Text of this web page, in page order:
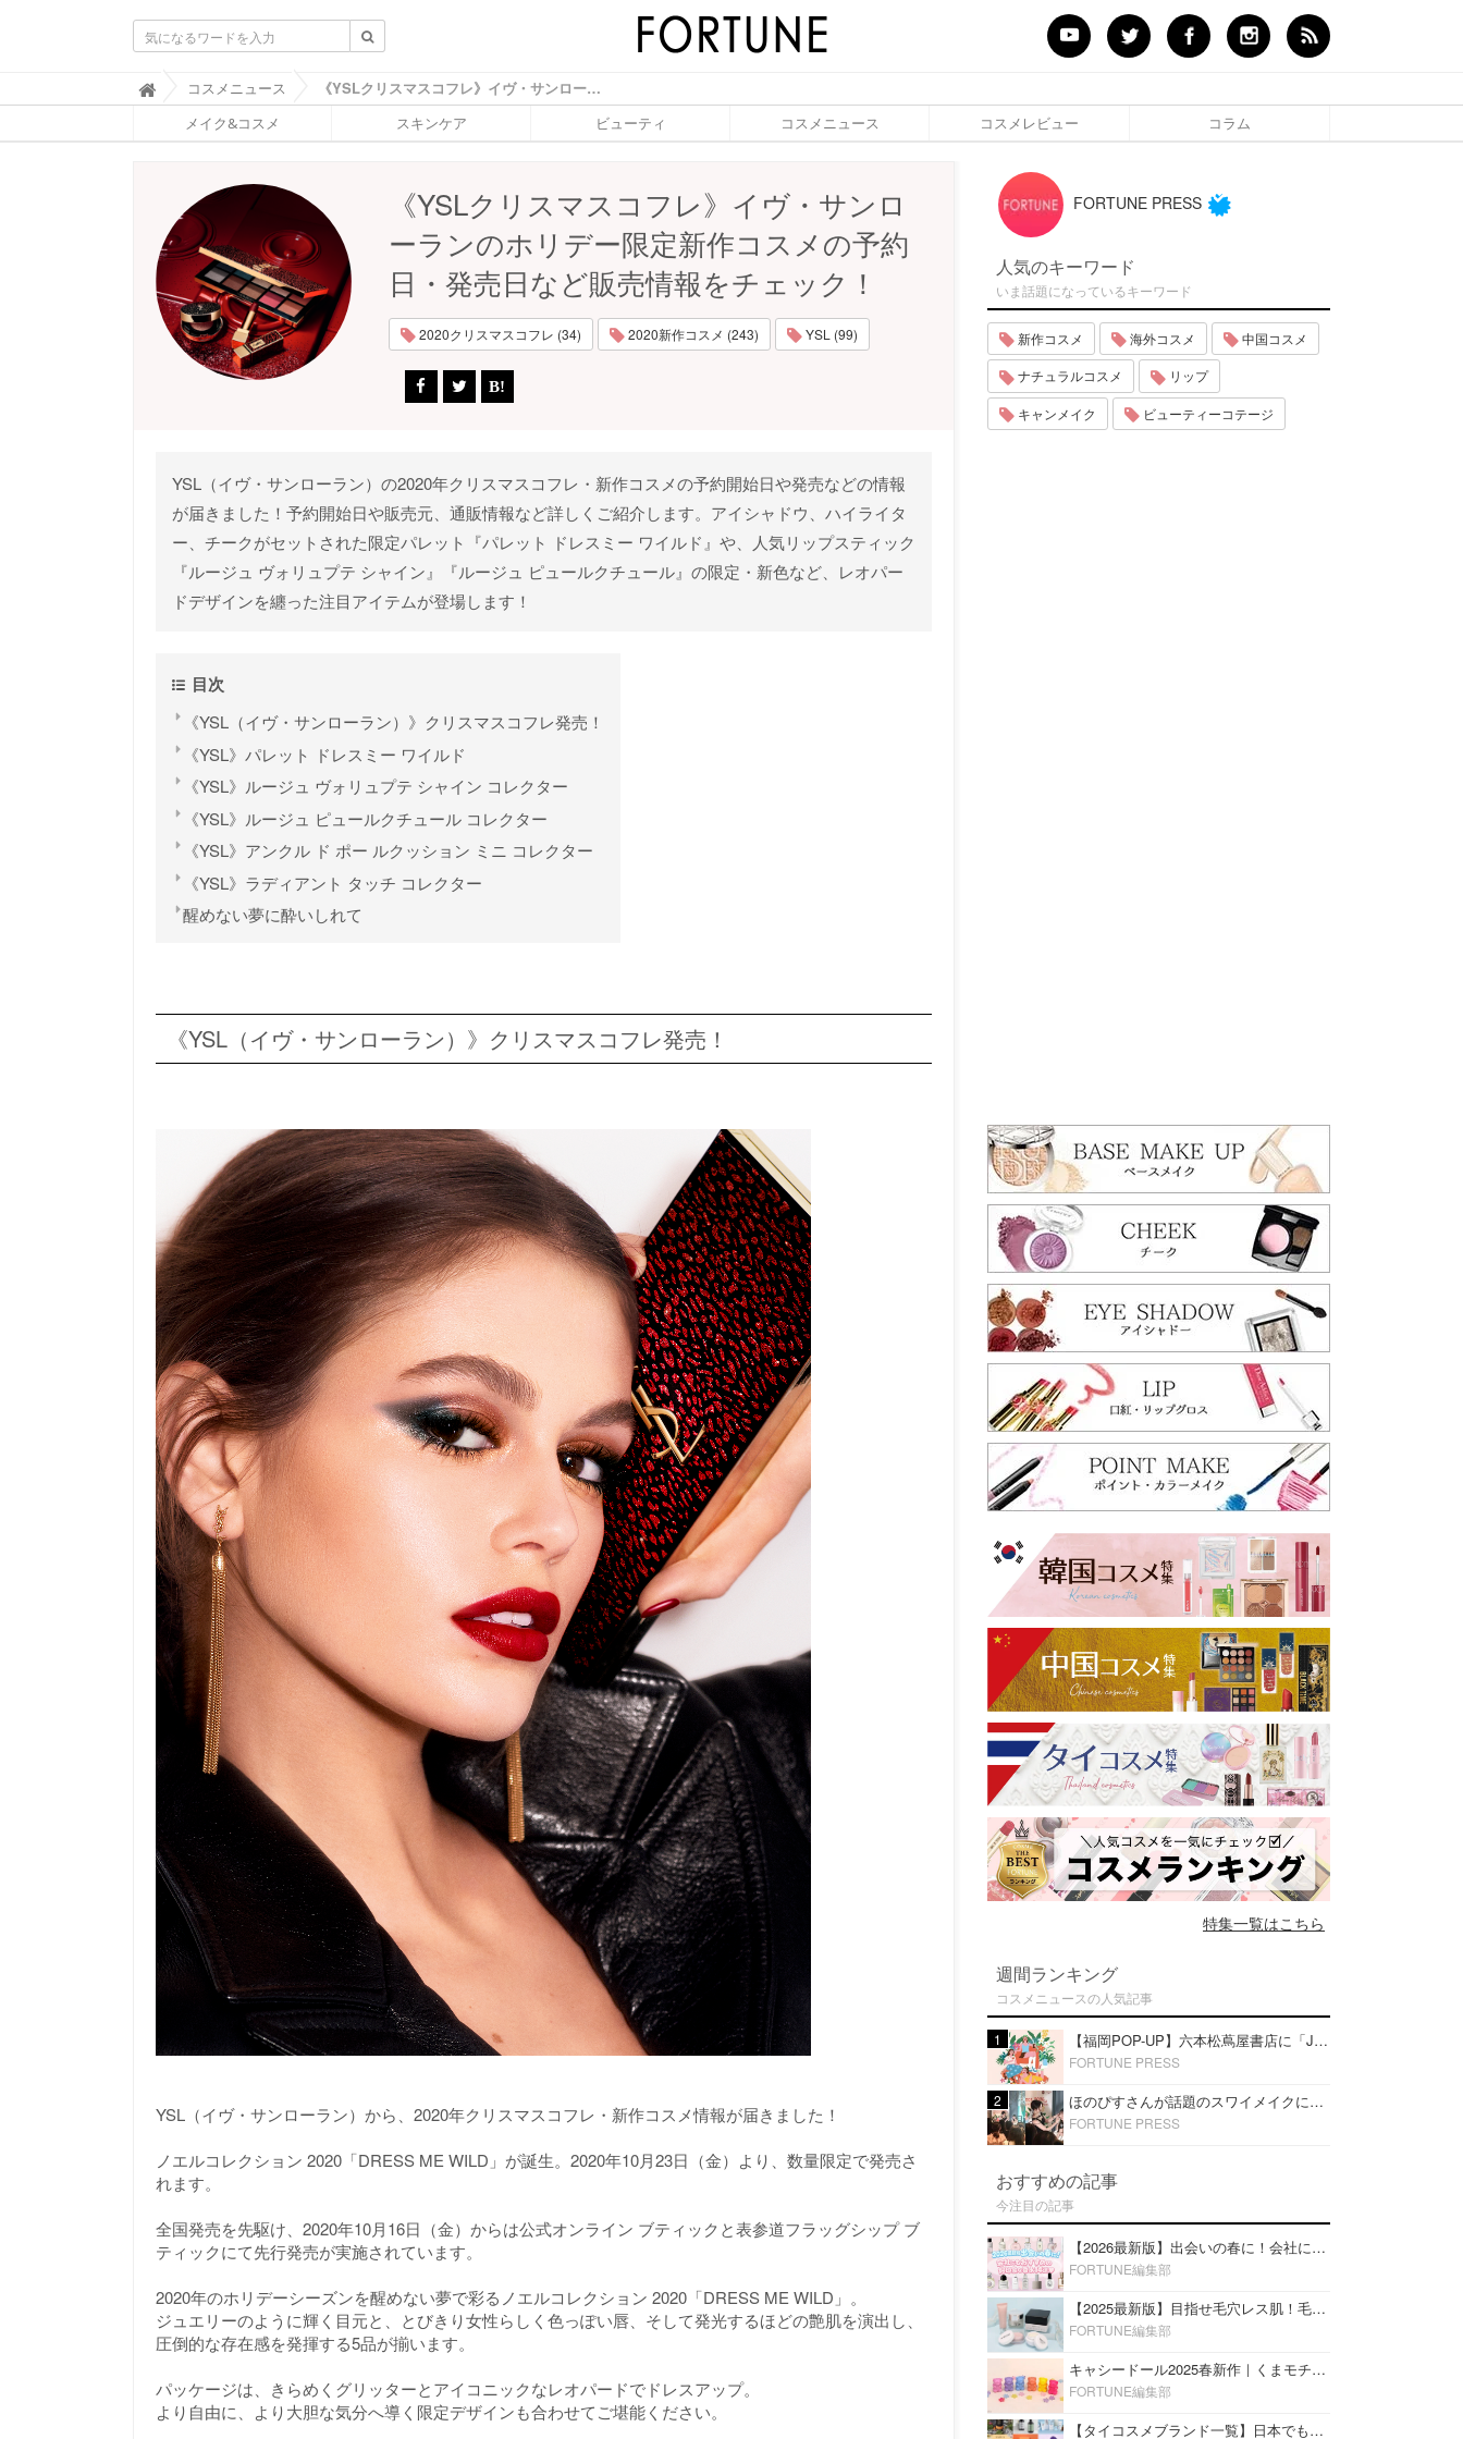
ふ
ぉ
ち
O
R
T
U
N
コスメニュース 《YSLクリスマスコフレ》イヴ・サンローランのホリデー限定新作コスメの予約日・発売日など販売情報をチェック！ - ふぉーちゅん(FORTUNE)
メイク&コスメ スキンケア ビューティ コスメニュース コスメレビュー コラム
《YSLクリスマスコフレ》イヴ・サンロ
ーランのホリデー限定新作コスメの予約
日・発売日など販売情報をチェック！
2020クリスマスコフレ (34) 2020新作コスメ (243) YSL (99)
YSL（イヴ・サンローラン）の2020年クリスマスコフレ・新作コスメの予約開始日や発売などの情報
が届きました！予約開始日や販売元、通販情報など詳しくご紹介します。アイシャドウ、ハイライタ
ー、チークがセットされた限定パレット『パレット ドレスミー ワイルド』や、人気リップスティック
『ルージュ ヴォリュプテ シャイン』『ルージュ ピュールクチュール』の限定・新色など、レオパー
ドデザインを纏った注目アイテムが登場します！
目次
《YSL（イヴ・サンローラン）》クリスマスコフレ発売！
《YSL》パレット ドレスミー ワイルド
《YSL》ルージュ ヴォリュプテ シャイン コレクター
《YSL》ルージュ ピュールクチュール コレクター
《YSL》アンクル ド ポー ルクッション ミニ コレクター
《YSL》ラディアント タッチ コレクター
醒めない夢に酔いしれて
《YSL（イヴ・サンローラン）》クリスマスコフレ発売！
YSL（イヴ・サンローラン）から、2020年クリスマスコフレ・新作コスメ情報が届きました！
ノエルコレクション 2020「DRESS ME WILD」が誕生。2020年10月23日（金）より、数量限定で発売さ
れます。
全国発売を先駆け、2020年10月16日（金）からは公式オンライン ブティックと表参道フラッグシップ ブ
ティックにて先行発売が実施されています。
2020年のホリデーシーズンを醒めない夢で彩るノエルコレクション 2020「DRESS ME WILD」。
ジュエリーのように輝く目元と、とびきり女性らしく色っぽい唇、そして発光するほどの艶肌を演出し、
圧倒的な存在感を発揮する5品が揃います。
パッケージは、きらめくグリッターとアイコニックなレオパードでドレスアップ。
より自由に、より大胆な気分へ導く限定デザインも合わせてご堪能ください。
FORTUNE PRESS
人気のキーワード
いま話題になっているキーワード
新作コスメ 海外コスメ 中国コスメ
ナチュラルコスメ リップ
キャンメイク ビューティーコテージ
特集一覧はこちら
週間ランキング
コスメニュースの人気記事
1 【福岡POP-UP】六本松蔦屋書店に「JFラボコスメ」出店！ほのぴす出演スワイメイクショーを開催！
FORTUNE PRESS
2 ほのぴすさんが話題のスワイメイクに挑戦！タイコスメを使ったメイクショーを福岡・六本松 蔦屋書店で開催
FORTUNE PRESS
おすすめの記事
今注目の記事
【2026最新版】出会いの春に！会社にもおすすめの好印象な香水14選♡ビジネスの場での香水マナーも
FORTUNE編集部
【2025最新版】目指せ毛穴レス肌！毛穴を埋めて隠す「おすすめ部分用下地＆プライマー」ランキング♡
FORTUNE編集部
キャシードール2025春新作｜くまモチーフのミニリップ「シャイニーベア リップモイスト」をレビュー♡
FORTUNE編集部
【タイコスメブランド一覧】日本でも人気沸騰中の“タイコスメ”ブランド20選！